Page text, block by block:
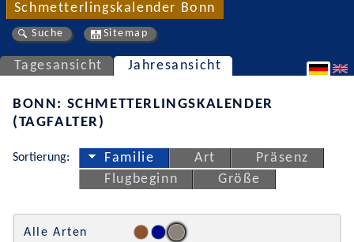
Schmetterlingskalender Bonn
Suche Sitemap
Tagesansicht Jahresansicht
BONN: SCHMETTERLINGSKALENDER
(TAGFALTER)
Sortierung: Familie Art
Präsenz
Flugbeginn
Größe
Alle Arten